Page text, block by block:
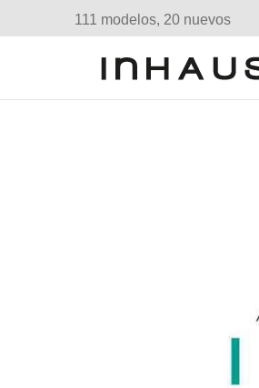
111 modelos, 20 nuevos